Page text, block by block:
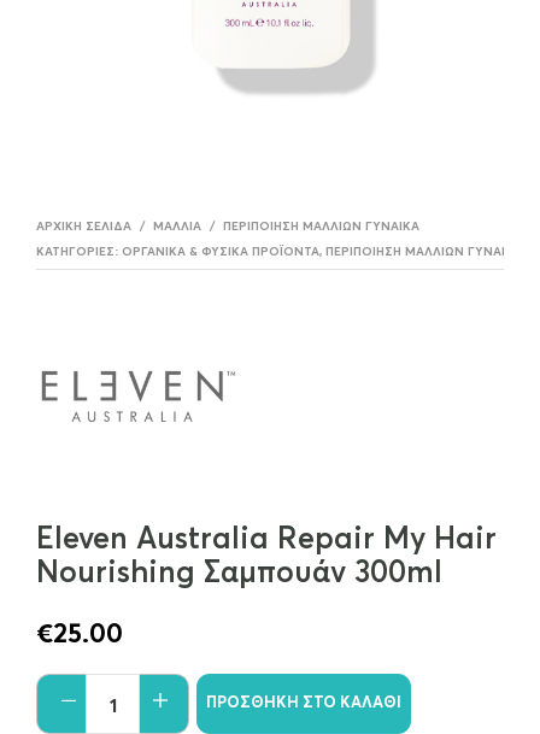
ΑΡΧΙΚΉ ΣΕΛΊΔΑ / ΜΑΛΛΙΆ / ΠΕΡΙΠΟΊΗΣΗ ΜΑΛΛΊΩΝ ΓΥΝΑΊΚΑ
ΚΑΤΗΓΟΡΊΕΣ: ΟΡΓΑΝΙΚΆ & ΦΥΣΙΚΆ ΠΡΟΪΌΝΤΑ, ΠΕΡΙΠΟΊΗΣΗ ΜΑΛΛΊΩΝ ΓΥΝΑΊΚΑ
Eleven Australia Repair My Hair
Nourishing Σαμπουάν 300ml
€25.00
ΠΡΟΣΘΉΚΗ ΣΤΟ ΚΑΛΆΘΙ